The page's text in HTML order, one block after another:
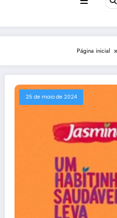
Página inicial
25 de maio de 2024